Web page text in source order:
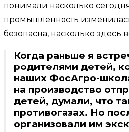
понимали насколько
промышленность
безопасна, насколько здесь
Когда раньше я
родителями детей,
наших ФосАгро-
на производство
детей, думали, что
противогазах. Но
организовали им